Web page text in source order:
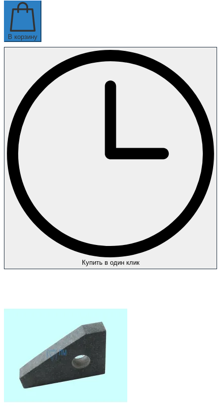
В корзину
Купить в один клик